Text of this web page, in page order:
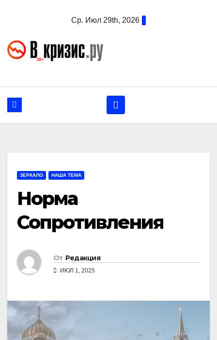
Ср. Июл 29th, 2026
ЗЕРКАЛО НАША ТЕМА
Норма
Сопротивления
От Редакция
ИЮЛ 1, 2025